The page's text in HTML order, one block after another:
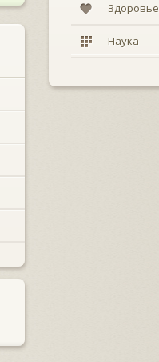
Здоровье
Наука